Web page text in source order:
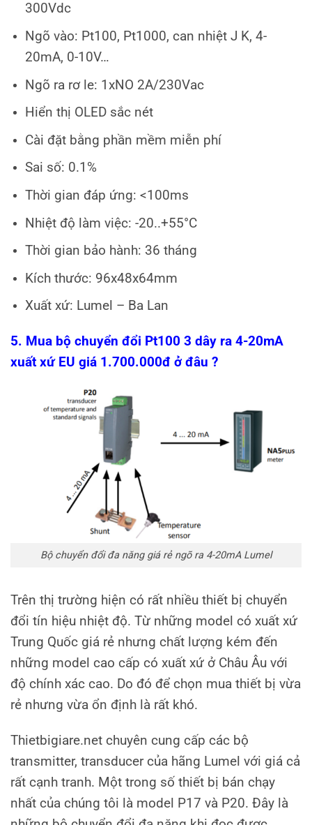
300Vdc
Ngõ vào: Pt100, Pt1000, can nhiệt J K, 4-
20mA, 0-10V…
Ngõ ra rơ le: 1xNO 2A/230Vac
Hiển thị OLED sắc nét
Cài đặt bằng phần mềm miễn phí
Sai số: 0.1%
Thời gian đáp ứng: <100ms
Nhiệt độ làm việc: -20..+55°C
Thời gian bảo hành: 36 tháng
Kích thước: 96x48x64mm
Xuất xứ: Lumel – Ba Lan
5. Mua bộ chuyển đổi Pt100 3 dây ra 4-20mA
xuất xứ EU giá 1.700.000đ ở đâu ?
Bộ chuyển đổi đa năng giá rẻ ngõ ra 4-20mA Lumel
Trên thị trường hiện có rất nhiều thiết bị chuyển
đổi tín hiệu nhiệt độ. Từ những model có xuất xứ
Trung Quốc giá rẻ nhưng chất lượng kém đến
những model cao cấp có xuất xứ ở Châu Âu với
độ chính xác cao. Do đó để chọn mua thiết bị vừa
rẻ nhưng vừa ổn định là rất khó.
Thietbigiare.net chuyên cung cấp các bộ
transmitter, transducer của hãng Lumel với giá cả
rất cạnh tranh. Một trong số thiết bị bán chạy
nhất của chúng tôi là model P17 và P20. Đây là